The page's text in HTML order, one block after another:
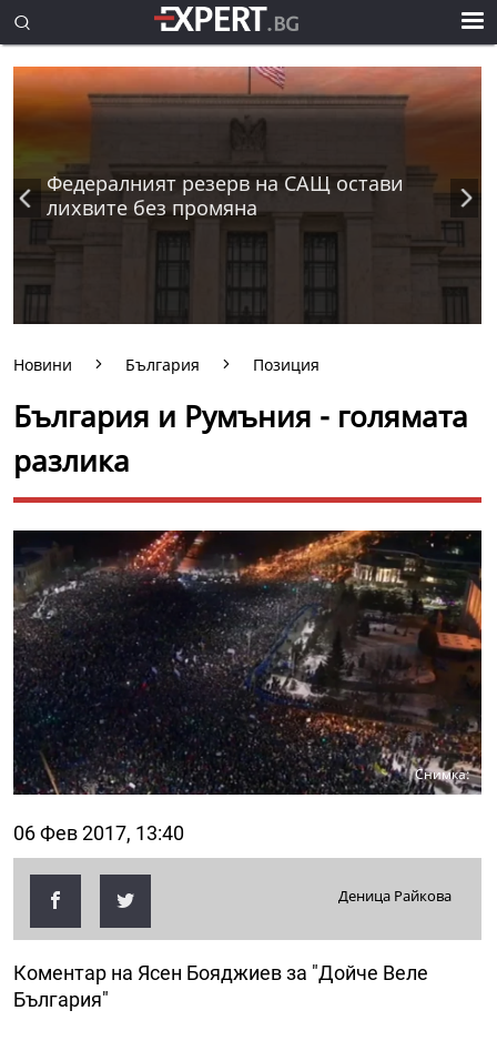
Федералният резерв на САЩ остави
лихвите без промяна
Новини България Позиция
България и Румъния - голямата
разлика
Снимка:
06 Фев 2017, 13:40
Деница Райкова
Коментар на Ясен Бояджиев за "Дойче Веле
България"